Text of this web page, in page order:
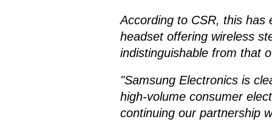
According to CSR, this has
headset offering wireless
indistinguishable from that
"Samsung Electronics is
high-volume consumer
continuing our partnership